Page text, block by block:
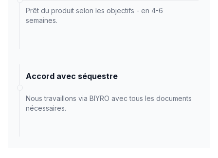
Prêt du produit selon les objectifs - en 4-6
semaines.
Accord avec séquestre
Nous travaillons via BIYRO avec tous les documents
nécessaires.